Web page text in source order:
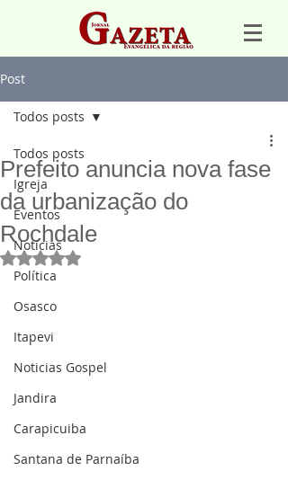
Post
Todos posts
Igreja
Eventos
Notícias
Política
Osasco
Itapevi
Noticias Gospel
Jandira
Carapicuiba
Santana de Parnaíba
Todos posts
Prefeito anuncia nova fase
da urbanização do
Rochdale
Avaliado com NaN de 5 estrelas.